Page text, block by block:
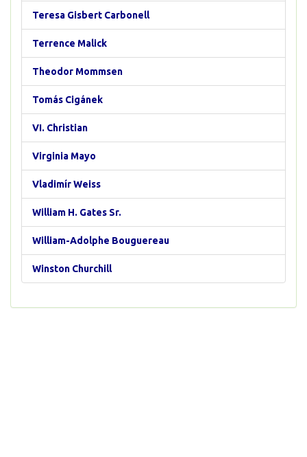
Teresa Gisbert Carbonell
Terrence Malick
Theodor Mommsen
Tomás Cigánek
VI. Christian
Virginia Mayo
Vladimír Weiss
William H. Gates Sr.
William-Adolphe Bouguereau
Winston Churchill